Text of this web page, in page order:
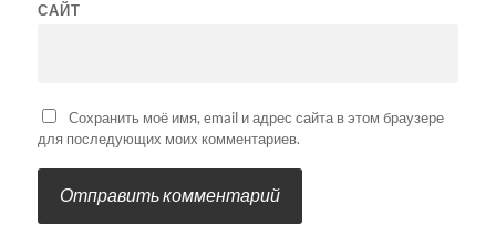
САЙТ
Сохранить моё имя, email и адрес сайта в этом браузере
для последующих моих комментариев.